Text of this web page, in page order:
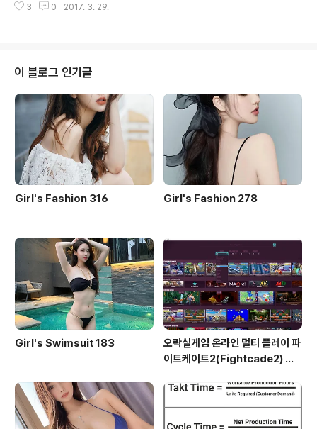
수장이 총수가 공직자가선생님이 부모가 선배가 모범을 보
3 0 2017. 3. 29.
이 블로그 인기글
Girl's Fashion 316 Girl's Fashion 278
Girl's Swimsuit 183
오락실게임 온라인 멀티 플레이 파
이트케이트2(Fightcade2) 설